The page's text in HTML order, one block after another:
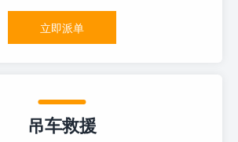
立即派单
吊车救援